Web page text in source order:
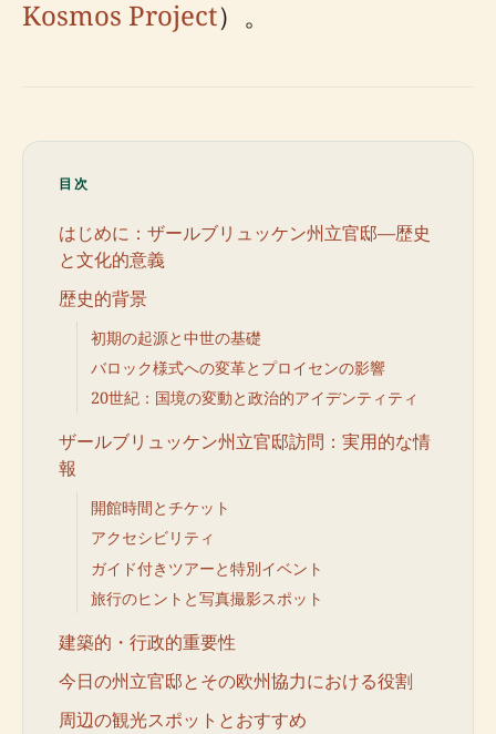
Kosmos Project）。
目次
はじめに：ザールブリュッケン州立官邸—歴史
と文化的意義
歴史的背景
初期の起源と中世の基礎
バロック様式への変革とプロイセンの影響
20世紀：国境の変動と政治的アイデンティティ
ザールブリュッケン州立官邸訪問：実用的な情
報
開館時間とチケット
アクセシビリティ
ガイド付きツアーと特別イベント
旅行のヒントと写真撮影スポット
建築的・行政的重要性
今日の州立官邸とその欧州協力における役割
周辺の観光スポットとおすすめ